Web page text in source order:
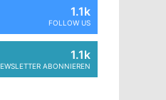
1.1k
FOLLOW US
1.1k
ABONNIEREN